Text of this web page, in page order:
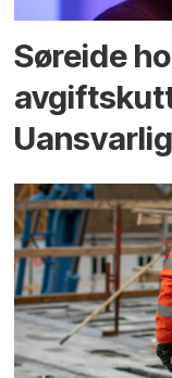
Søreide
Uansvarlig